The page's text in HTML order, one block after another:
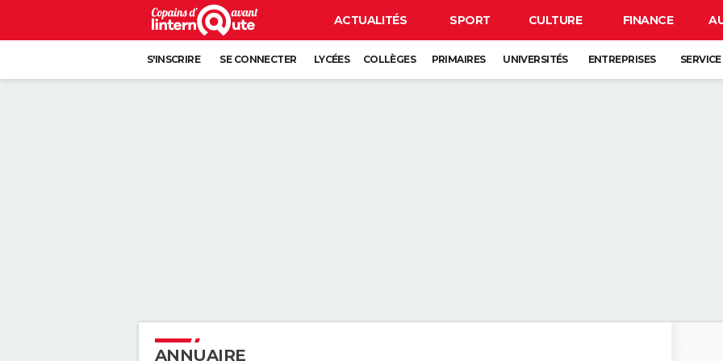
ACTUALITÉS SPORT CULTURE FINANCE
S'INSCRIRE SE CONNECTER LYCÉES COLLÈGES PRIMAIRES UNIVERSITÉS ENTREPRISES
ANNUAIRE